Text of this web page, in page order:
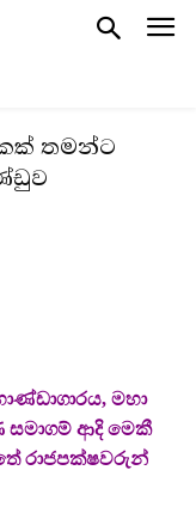
තමන්ට
මහා
සමාගම් ආදි මෙකී
රාජපක්ෂවරුන්